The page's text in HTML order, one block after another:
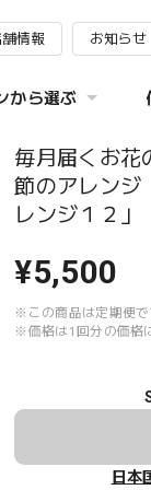
情報 お知らせ
から選ぶ
毎月届くお
節のアレンジ
レンジ１２」
¥5,500
※この商品は定期便で
※価格は1回分の価格
日本